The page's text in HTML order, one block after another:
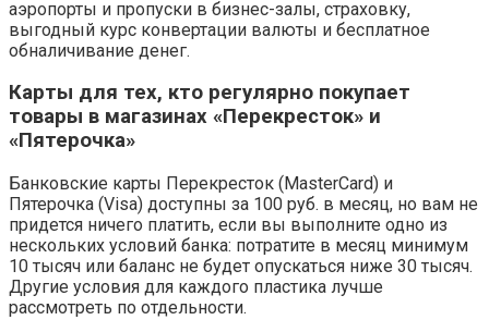
аэропорты и пропуски в бизнес-залы, страховку,
выгодный курс конвертации валюты и бесплатное
обналичивание денег.
Карты для тех, кто регулярно покупает
товары в магазинах «Перекресток» и
«Пятерочка»
Банковские карты Перекресток (MasterCard) и
Пятерочка (Visa) доступны за 100 руб. в месяц, но вам не
придется ничего платить, если вы выполните одно из
нескольких условий банка: потратите в месяц минимум
10 тысяч или баланс не будет опускаться ниже 30 тысяч.
Другие условия для каждого пластика лучше
рассмотреть по отдельности.